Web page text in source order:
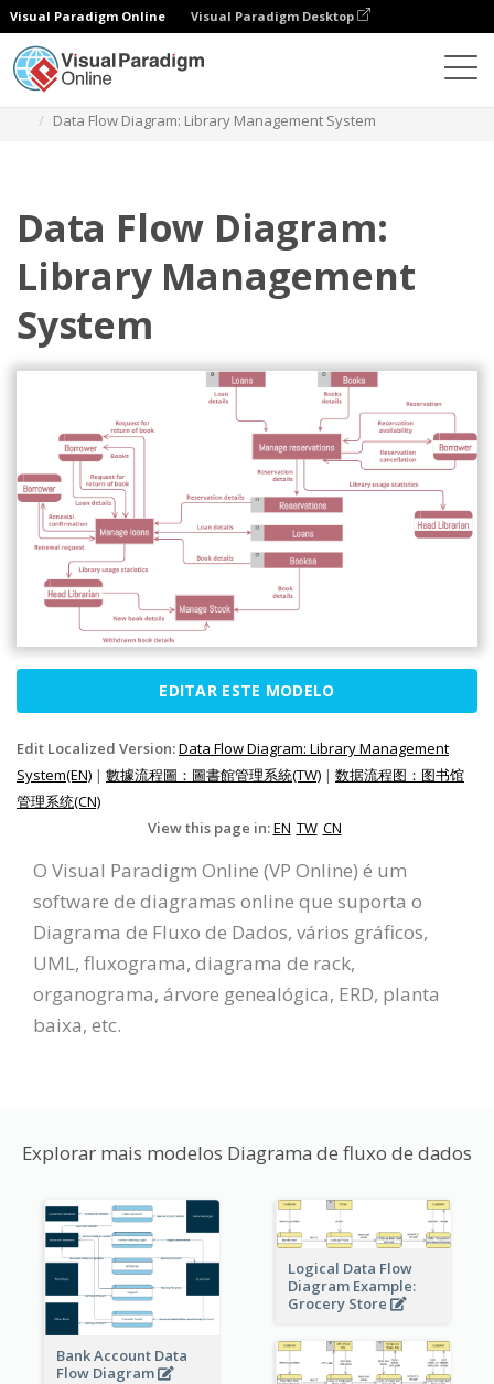
Visual Paradigm Online Visual Paradigm Desktop
Data Flow Diagram: Library Management System
Data Flow Diagram:
Library Management
System
EDITAR ESTE MODELO
Edit Localized Version:Data Flow Diagram: Library Management
System(EN) | 數據流程圖：圖書館管理系統(TW) | 数据流程图：图书馆
管理系统(CN)
View this page in:EN TW CN
O Visual Paradigm Online (VP Online) é um
software de diagramas online que suporta o
Diagrama de Fluxo de Dados, vários gráficos,
UML, fluxograma, diagrama de rack,
organograma, árvore genealógica, ERD, planta
baixa, etc.
Explorar mais modelos Diagrama de fluxo de dados
Bank Account Data
Flow Diagram
Logical Data Flow
Diagram Example:
Grocery Store